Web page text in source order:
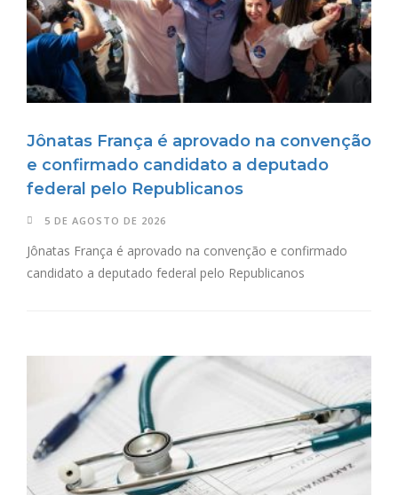
Jônatas França é aprovado na convenção
e confirmado candidato a deputado
federal pelo Republicanos
5 DE AGOSTO DE 2026
Jônatas França é aprovado na convenção e confirmado
candidato a deputado federal pelo Republicanos